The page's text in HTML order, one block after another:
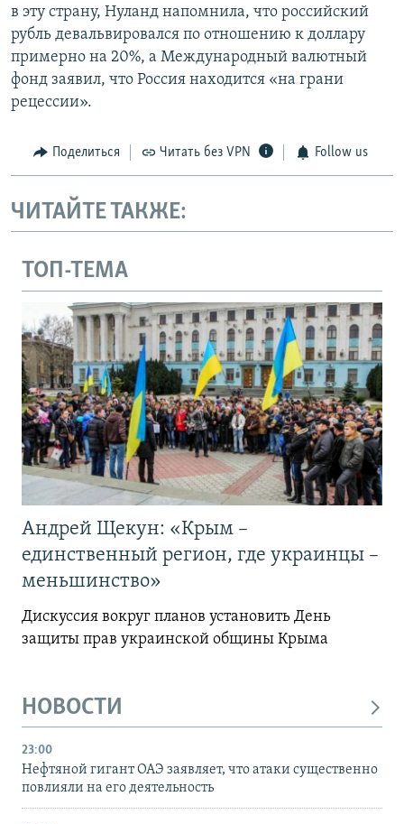
в эту страну, Нуланд напомнила, что российский
рубль девальвировался по отношению к доллару
примерно на 20%, а Международный валютный
фонд заявил, что Россия находится «на грани
рецессии».
Поделиться Читать без VPN Follow us
ЧИТАЙТЕ ТАКЖЕ:
ТОП-ТЕМА
Андрей Щекун: «Крым –
единственный регион, где украинцы –
меньшинство»
Дискуссия вокруг планов установить День
защиты прав украинской общины Крыма
НОВОСТИ
23:00
Нефтяной гигант ОАЭ заявляет, что атаки существенно
повлияли на его деятельность